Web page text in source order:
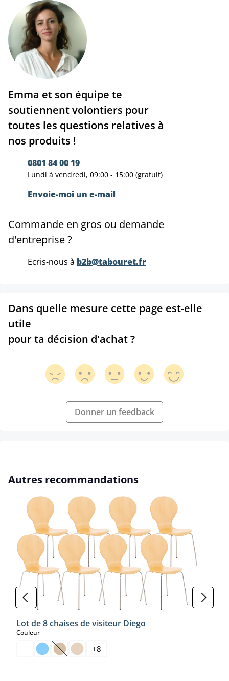
Emma et son équipe te
soutiennent volontiers pour
toutes les questions relatives à
nos produits !
0801 84 00 19
Lundi à vendredi, 09:00 - 15:00 (gratuit)
Envoie-moi un e-mail
Commande en gros ou demande
d'entreprise ?
Ecris-nous à b2b@tabouret.fr
Dans quelle mesure cette page est-elle
utile
pour ta décision d'achat ?
Donner un feedback
Ignorer la galerie de produits
Autres recommandations
Lot de 8 chaises de visiteur Diego
Couleurselect
(Cette option n'est pas disponible pour le moment.)
+8